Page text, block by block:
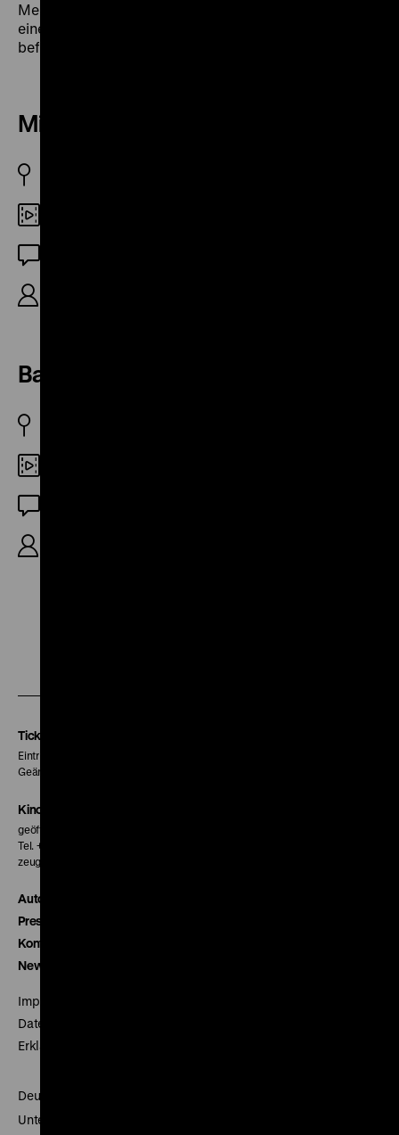
Menschen misshandelte Landschaft, die sich heute in
einer Phase des postindustriellen Stillstands zu
befinden scheint.“ (Exground Filmfest) (ts)
Milltown, Montana
Barstow, California
Tickets
Eintritt 5 €
Geänderte Preise sind im Programm vermerkt.
Kinokasse
geöffnet 30 Minuten vor Beginn der ersten Vorstellung
Tel. + 49 30 20304-770
zeughauskino@dhm.de
Autor*innen
Presse
Kontakt
Newsletter
Impressum
Datenschutz
Erklärung digitale Barrierefreiheit
Deutsches Historisches Museum
Unter den Linden 2